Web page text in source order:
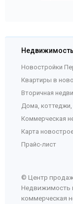
Недвижимость
Новостройки
Квартиры в
Вторичная
Дома, коттеджи,
Коммерческая
Карта
Прайс-лист
© Центр
Недвижимость
коммерческая